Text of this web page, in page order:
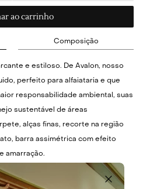
ao carrinho
Composição
e estiloso. De Avalon, nosso
perfeito para alfaiataria e que
responsabilidade ambiental, suas
sustentável de áreas
alças finas, recorte na região
barra assimétrica com efeito
amarração.